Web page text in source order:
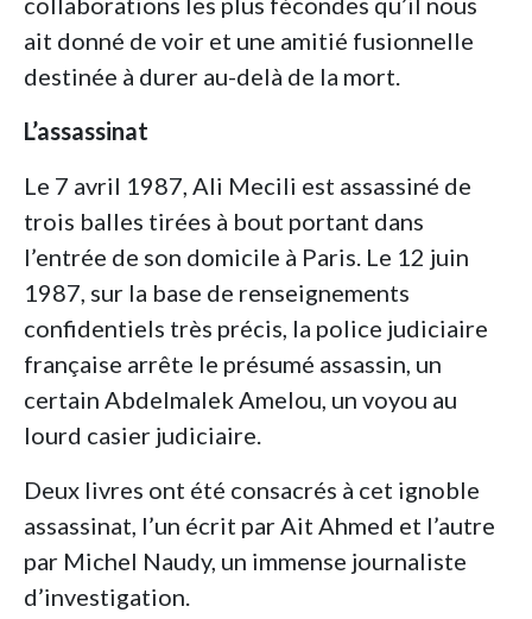
ait donné de voir et une amitié fusionnelle
destinée à durer au-delà de la mort.
L’assassinat
Le 7 avril 1987, Ali Mecili est assassiné de
trois balles tirées à bout portant dans
l’entrée de son domicile à Paris. Le 12 juin
1987, sur la base de renseignements
confidentiels très précis, la police judiciaire
française arrête le présumé assassin, un
certain Abdelmalek Amelou, un voyou au
lourd casier judiciaire.
Deux livres ont été consacrés à cet ignoble
assassinat, l’un écrit par Ait Ahmed et l’autre
par Michel Naudy, un immense journaliste
d’investigation.